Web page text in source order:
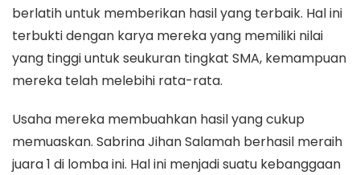
berlatih untuk memberikan hasil yang terbaik. Hal ini
terbukti dengan karya mereka yang memiliki nilai
yang tinggi untuk seukuran tingkat SMA, kemampuan
mereka telah melebihi rata-rata.
Usaha mereka membuahkan hasil yang cukup
memuaskan. Sabrina Jihan Salamah berhasil meraih
juara 1 di lomba ini. Hal ini menjadi suatu kebanggaan